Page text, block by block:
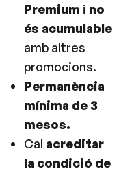
Premium i no
és acumulable
amb altres
promocions.
Permanència
mínima de 3
mesos.
Cal acreditar
la condició de